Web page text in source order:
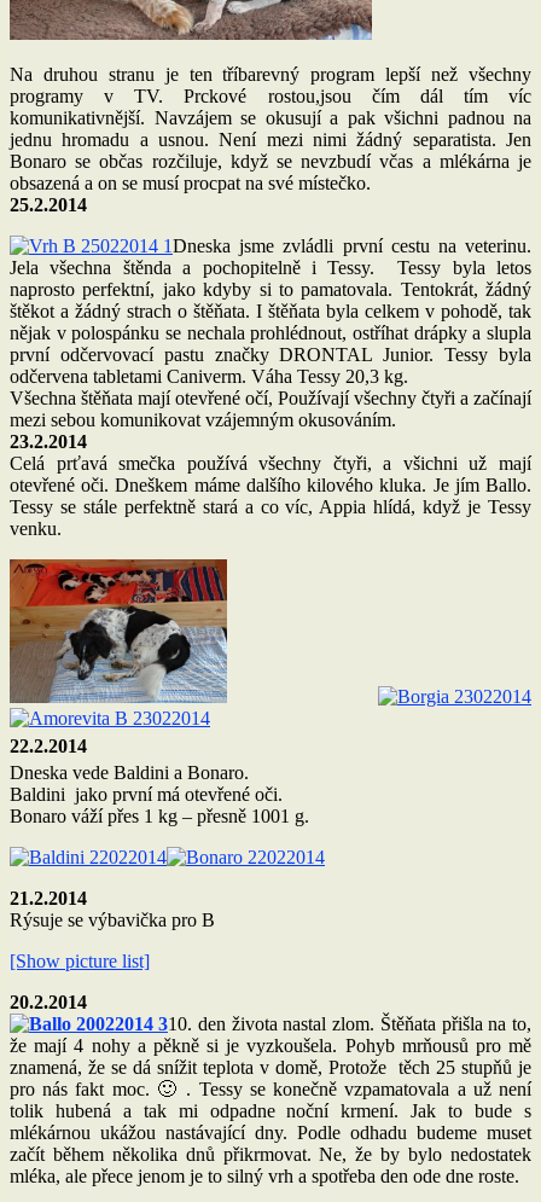
Na druhou stranu je ten tříbarevný program lepší než všechny
programy v TV. Prckové rostou,jsou čím dál tím víc
komunikativnější. Navzájem se okusují a pak všichni padnou na
jednu hromadu a usnou. Není mezi nimi žádný separatista. Jen
Bonaro se občas rozčiluje, když se nevzbudí včas a mlékárna je
obsazená a on se musí procpat na své místečko.
25.2.2014
Dneska jsme zvládli první cestu na veterinu.
Jela všechna štěnda a pochopitelně i Tessy. Tessy byla letos
naprosto perfektní, jako kdyby si to pamatovala. Tentokrát, žádný
štěkot a žádný strach o štěňata. I štěňata byla celkem v pohodě, tak
nějak v polospánku se nechala prohlédnout, ostříhat drápky a slupla
první odčervovací pastu značky DRONTAL Junior. Tessy byla
odčervena tabletami Caniverm. Váha Tessy 20,3 kg.
Všechna štěňata mají otevřené očí, Používají všechny čtyři a začínají
mezi sebou komunikovat vzájemným okusováním.
23.2.2014
Celá prťavá smečka používá všechny čtyři, a všichni už mají
otevřené oči. Dneškem máme dalšího kilového kluka. Je jím Ballo.
Tessy se stále perfektně stará a co víc, Appia hlídá, když je Tessy
venku.
22.2.2014
Dneska vede Baldini a Bonaro.
Baldini jako první má otevřené oči.
Bonaro váží přes 1 kg – přesně 1001 g.
21.2.2014
Rýsuje se výbavička pro B
[Show picture list]
20.2.2014
10. den života nastal zlom. Štěňata přišla na to,
že mají 4 nohy a pěkně si je vyzkoušela. Pohyb mrňousů pro mě
znamená, že se dá snížit teplota v domě, Protože těch 25 stupňů je
pro nás fakt moc. 🙂 . Tessy se konečně vzpamatovala a už není
tolik hubená a tak mi odpadne noční krmení. Jak to bude s
mlékárnou ukážou nastávající dny. Podle odhadu budeme muset
začít během několika dnů přikrmovat. Ne, že by bylo nedostatek
mléka, ale přece jenom je to silný vrh a spotřeba den ode dne roste.